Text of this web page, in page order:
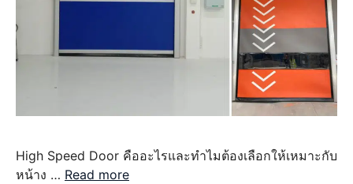
High Speed Door คืออะไรและทำไมต้องเลือกให้เหมาะกับ
หน้าง … Read more